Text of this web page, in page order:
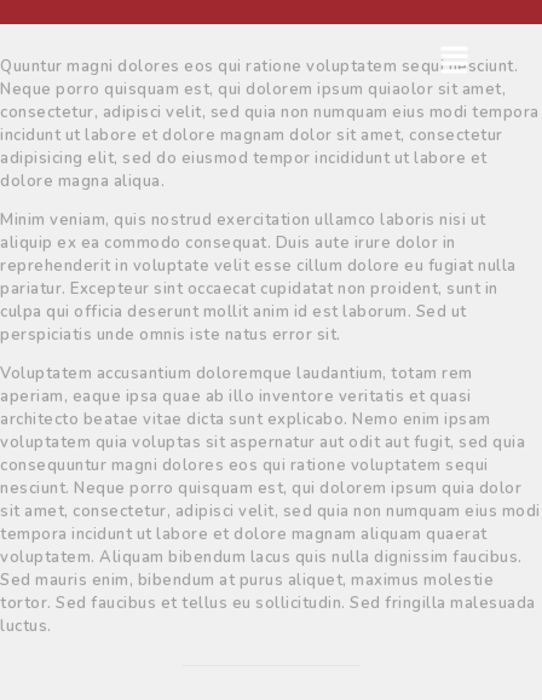
Quuntur magni dolores eos qui ratione voluptatem sequi nesciunt.
Neque porro quisquam est, qui dolorem ipsum quiaolor sit amet,
consectetur, adipisci velit, sed quia non numquam eius modi tempora
incidunt ut labore et dolore magnam dolor sit amet, consectetur
adipisicing elit, sed do eiusmod tempor incididunt ut labore et
dolore magna aliqua.
Minim veniam, quis nostrud exercitation ullamco laboris nisi ut
aliquip ex ea commodo consequat. Duis aute irure dolor in
reprehenderit in voluptate velit esse cillum dolore eu fugiat nulla
pariatur. Excepteur sint occaecat cupidatat non proident, sunt in
culpa qui officia deserunt mollit anim id est laborum. Sed ut
perspiciatis unde omnis iste natus error sit.
Voluptatem accusantium doloremque laudantium, totam rem
aperiam, eaque ipsa quae ab illo inventore veritatis et quasi
architecto beatae vitae dicta sunt explicabo. Nemo enim ipsam
voluptatem quia voluptas sit aspernatur aut odit aut fugit, sed quia
consequuntur magni dolores eos qui ratione voluptatem sequi
nesciunt. Neque porro quisquam est, qui dolorem ipsum quia dolor
sit amet, consectetur, adipisci velit, sed quia non numquam eius modi
tempora incidunt ut labore et dolore magnam aliquam quaerat
voluptatem. Aliquam bibendum lacus quis nulla dignissim faucibus.
Sed mauris enim, bibendum at purus aliquet, maximus molestie
tortor. Sed faucibus et tellus eu sollicitudin. Sed fringilla malesuada
luctus.